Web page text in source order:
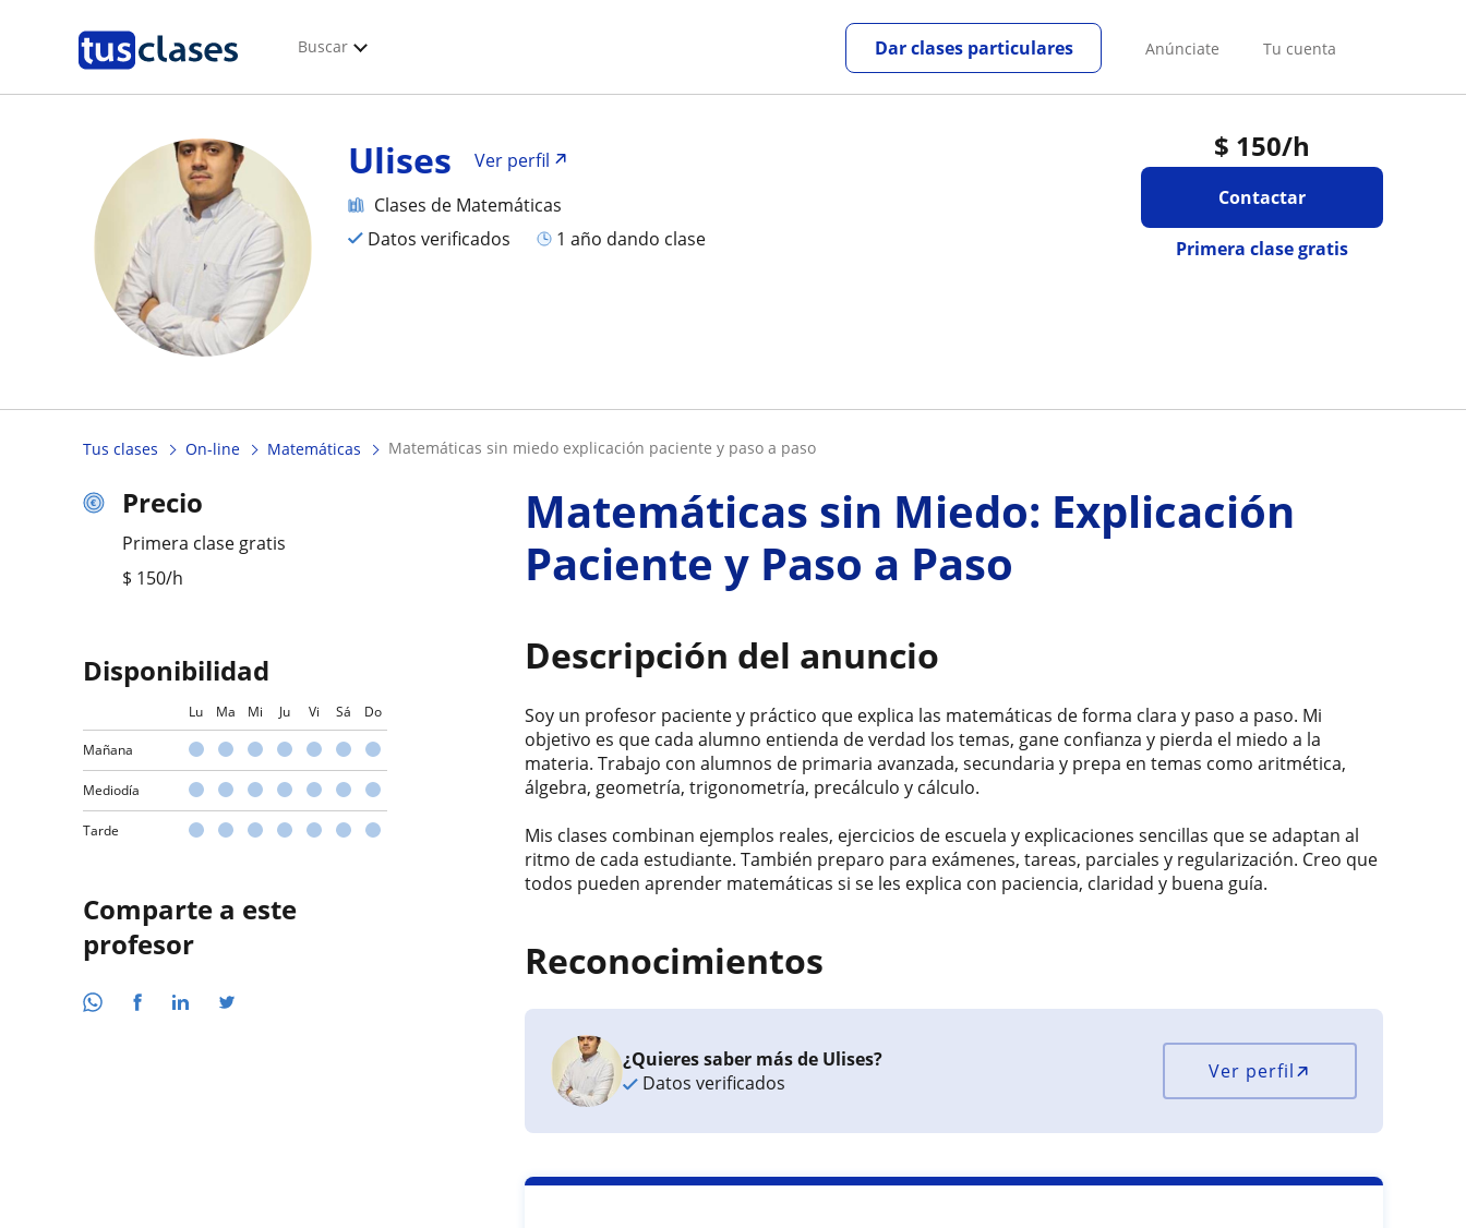
Buscar Anúnciate Tu cuenta
Dar clases particulares
$ 150/h
Contactar
Primera clase gratis
Ulises
Ver perfil
Clases de Matemáticas
Datos verificados
1 año dando clase
Tus clases On-line Matemáticas matemáticas sin miedo explicación paciente y paso a paso
Precio
Primera clase gratis
$ 150/h
Disponibilidad
Lu Ma Mi Ju Vi Sá Do
Mañana
Mediodía
Tarde
Comparte a este
profesor
Matemáticas sin Miedo: Explicación
Paciente y Paso a Paso
Descripción del anuncio
Soy un profesor paciente y práctico que explica las matemáticas de forma clara y paso a paso. Mi
objetivo es que cada alumno entienda de verdad los temas, gane confianza y pierda el miedo a la
materia. Trabajo con alumnos de primaria avanzada, secundaria y prepa en temas como aritmética,
álgebra, geometría, trigonometría, precálculo y cálculo.
Mis clases combinan ejemplos reales, ejercicios de escuela y explicaciones sencillas que se adaptan al
ritmo de cada estudiante. También preparo para exámenes, tareas, parciales y regularización. Creo que
todos pueden aprender matemáticas si se les explica con paciencia, claridad y buena guía.
Reconocimientos
¿Quieres saber más de Ulises?
Datos verificados
Ver perfil